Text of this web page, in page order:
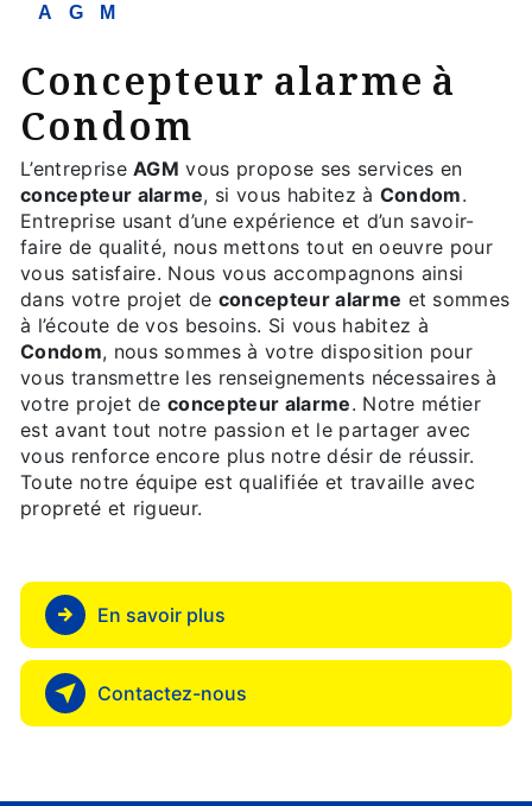
AGM
concepteur alarme à
Condom
L’entrepriseAGM vous propose ses services en
concepteur alarme, si vous habitez à Condom.
Entreprise usant d’une expérience et d’un savoir-
faire de qualité, nous mettons tout en oeuvre pour
vous satisfaire. Nous vous accompagnons ainsi
dans votre projet de concepteur alarme et sommes
à l’écoute de vos besoins. Si vous habitez à
Condom, nous sommes à votre disposition pour
vous transmettre les renseignements nécessaires à
votre projet deconcepteur alarme. Notre métier
est avant tout notre passion et le partager avec
vous renforce encore plus notre désir de réussir.
Toute notre équipe est qualifiée et travaille avec
propreté et rigueur.
En savoir plus
Contactez-nous